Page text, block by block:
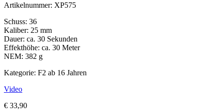
Artikelnummer: XP575
Schuss: 36
Kaliber: 25 mm
Dauer: ca. 30 Sekunden
Effekthöhe: ca. 30 Meter
NEM: 382 g
Kategorie: F2 ab 16 Jahren
Video
€ 33,90